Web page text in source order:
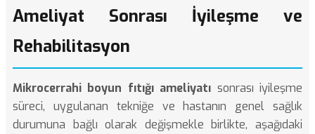
Ameliyat Sonrası İyileşme ve
Rehabilitasyon
Mikrocerrahi boyun fıtığı ameliyatı sonrası iyileşme
süreci, uygulanan tekniğe ve hastanın genel sağlık
durumuna bağlı olarak değişmekle birlikte, aşağıdaki